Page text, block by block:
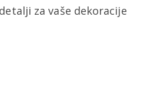
za vaše dekoracije